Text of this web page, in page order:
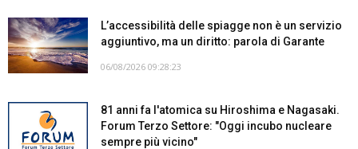
L’accessibilità delle spiagge non è un servizio
aggiuntivo, ma un diritto: parola di Garante
06/08/2026 09:28:23
81 anni fa l'atomica su Hiroshima e Nagasaki.
Forum Terzo Settore: "Oggi incubo nucleare
sempre più vicino"